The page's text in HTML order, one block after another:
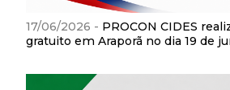
17/06/2026 - PROCON CIDES
gratuito em Araporã no dia 19 de